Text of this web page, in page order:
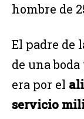
hombre de
El padre de
de una
era por el
servicio